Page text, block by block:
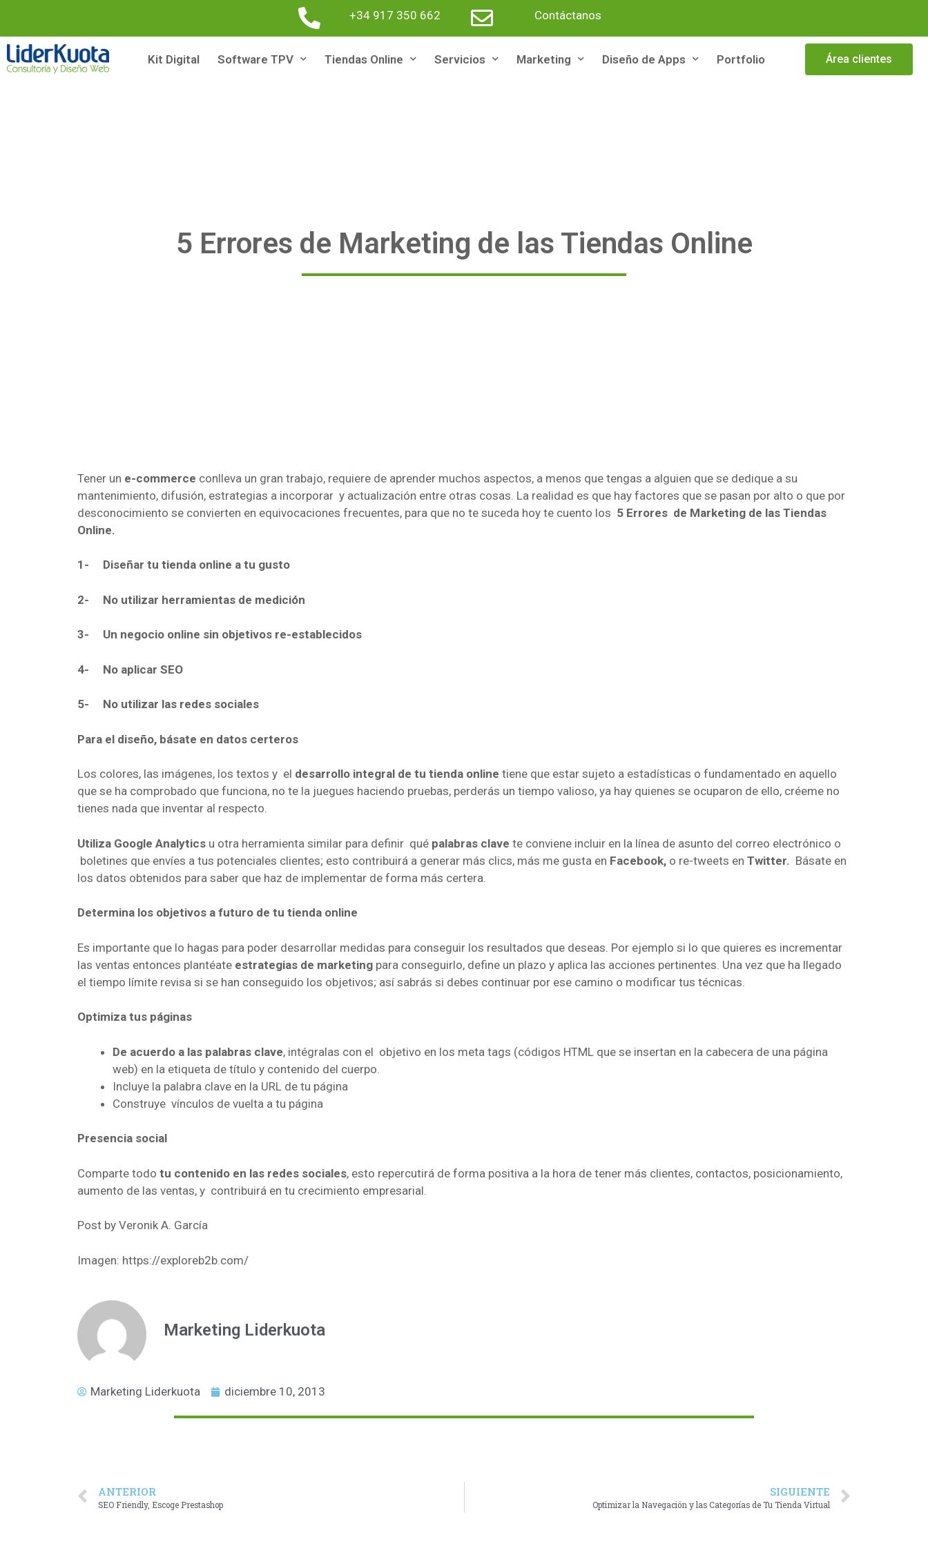
+34 917 350 662 Contáctanos
Kit Digital Software TPV Tiendas Online Servicios Marketing Diseño de Apps Portfolio Área clientes
5 Errores de Marketing de las Tiendas Online
Tener un e-commerce conlleva un gran trabajo, requiere de aprender muchos aspectos, a menos que tengas a alguien que se dedique a su
mantenimiento, difusión, estrategias a incorporar y actualización entre otras cosas. La realidad es que hay factores que se pasan por alto o que por
desconocimiento se convierten en equivocaciones frecuentes, para que no te suceda hoy te cuento los 5 Errores de Marketing de las Tiendas
Online.
1- Diseñar tu tienda online a tu gusto
2- No utilizar herramientas de medición
3- Un negocio online sin objetivos re-establecidos
4- No aplicar SEO
5- No utilizar las redes sociales
Para el diseño, básate en datos certeros
Los colores, las imágenes, los textos y el desarrollo integral de tu tienda online tiene que estar sujeto a estadísticas o fundamentado en aquello
que se ha comprobado que funciona, no te la juegues haciendo pruebas, perderás un tiempo valioso, ya hay quienes se ocuparon de ello, créeme no
tienes nada que inventar al respecto.
Utiliza Google Analytics u otra herramienta similar para definir qué palabras clave te conviene incluir en la línea de asunto del correo electrónico o
boletines que envíes a tus potenciales clientes; esto contribuirá a generar más clics, más me gusta en Facebook, o re-tweets en Twitter. Básate en
los datos obtenidos para saber que haz de implementar de forma más certera.
Determina los objetivos a futuro de tu tienda online
Es importante que lo hagas para poder desarrollar medidas para conseguir los resultados que deseas. Por ejemplo si lo que quieres es incrementar
las ventas entonces plantéate estrategias de marketing para conseguirlo, define un plazo y aplica las acciones pertinentes. Una vez que ha llegado
el tiempo límite revisa si se han conseguido los objetivos; así sabrás si debes continuar por ese camino o modificar tus técnicas.
Optimiza tus páginas
De acuerdo a las palabras clave, intégralas con el objetivo en los meta tags (códigos HTML que se insertan en la cabecera de una página
web) en la etiqueta de título y contenido del cuerpo.
Incluye la palabra clave en la URL de tu página
Construye vínculos de vuelta a tu página
Presencia social
Comparte todo tu contenido en las redes sociales, esto repercutirá de forma positiva a la hora de tener más clientes, contactos, posicionamiento,
aumento de las ventas, y contribuirá en tu crecimiento empresarial.
Post by Veronik A. García
Imagen: https://exploreb2b.com/
Marketing Liderkuota
Marketing Liderkuota diciembre 10, 2013
ANTERIOR
SEO Friendly, Escoge Prestashop
SIGUIENTE
Optimizar la Navegación y las Categorías de Tu Tienda Virtual